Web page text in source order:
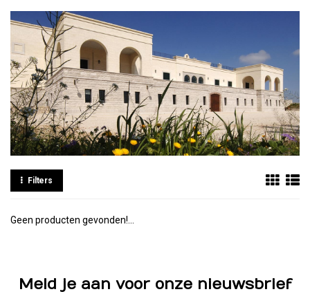
Filters
Geen producten gevonden!...
Meld je aan voor onze nieuwsbrief